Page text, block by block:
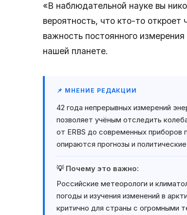
«В наблюдательной науке вы
вероятность, что кто-то
важность постоянного
нашей планете.
📌 МНЕНИЕ РЕДАКЦИИ
42 года непрерывных измерений
позволяет учёным отследить
от ERBS до современных приборов
опираются прогнозы и
💡 Почему это важно:
Российские метеорологи и
погоды и изучения изменений в
критично для страны с огромными